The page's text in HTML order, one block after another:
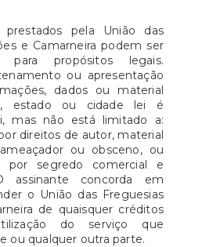
prestados pela União das
e Camarneira podem ser
para propósitos legais.
ou apresentação
dados ou material
estado ou cidade lei é
mas não está limitado a:
direitos de autor, material
ou obsceno, ou
por segredo comercial e
assinante concorda em
o União das Freguesias
de quaisquer créditos
do serviço que
ou qualquer outra parte.